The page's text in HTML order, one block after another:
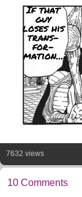
If that
guy
loses his
trans-
for-
mation...
7632 views
10 Comments